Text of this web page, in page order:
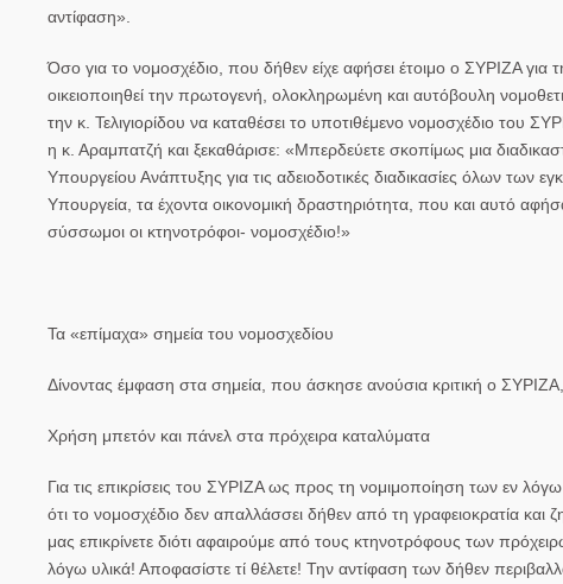
αντίφαση».
Όσο για το νομοσχέδιο, που δήθεν είχε αφήσει έτοιμο ο ΣΥΡΙΖΑ
οικειοποιηθεί την πρωτογενή, ολοκληρωμένη και αυτόβουλη
την κ. Τελιγιορίδου να καταθέσει το υποτιθέμενο νομοσχέδιο του
η κ. Αραμπατζή και ξεκαθάρισε: «Μπερδεύετε σκοπίμως μια
Υπουργείου Ανάπτυξης για τις αδειοδοτικές διαδικασίες όλων
Υπουργεία, τα έχοντα οικονομική δραστηριότητα, που και αυτό
σύσσωμοι οι κτηνοτρόφοι- νομοσχέδιο!»
Τα «επίμαχα» σημεία του νομοσχεδίου
Δίνοντας έμφαση στα σημεία, που άσκησε ανούσια κριτική ο
Χρήση μπετόν και πάνελ στα πρόχειρα καταλύματα
Για τις επικρίσεις του ΣΥΡΙΖΑ ως προς τη νομιμοποίηση των εν
ότι το νομοσχέδιο δεν απαλλάσσει δήθεν από τη γραφειοκρατία και
μας επικρίνετε διότι αφαιρούμε από τους κτηνοτρόφους των
λόγω υλικά! Αποφασίστε τί θέλετε! Την αντίφαση των δήθεν